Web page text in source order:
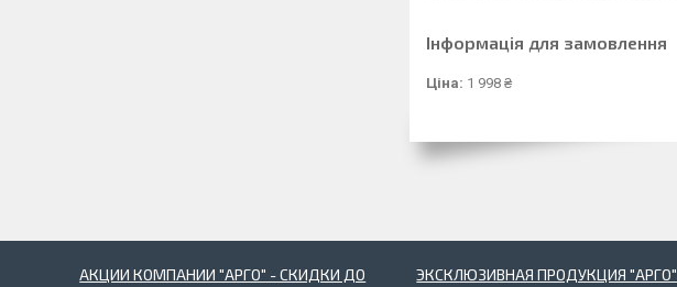
Інформація для замовлення
Ціна: 1 998 ₴
АКЦИИ КОМПАНИИ "АРГО" - СКИДКИ ДО
ЭКСКЛЮЗИВНАЯ ПРОДУКЦИЯ "АРГО"